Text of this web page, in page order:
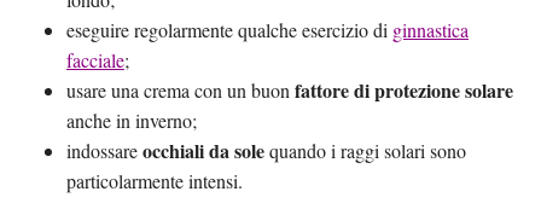
eseguire regolarmente qualche esercizio di ginnastica
facciale;
usare una crema con un buon fattore di protezione solare
anche in inverno;
indossareocchiali da solequando i raggi solari sono
particolarmente intensi.